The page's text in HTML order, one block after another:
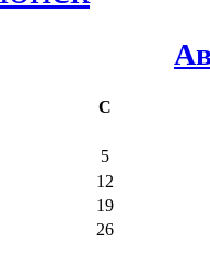
С
5
12
19
26